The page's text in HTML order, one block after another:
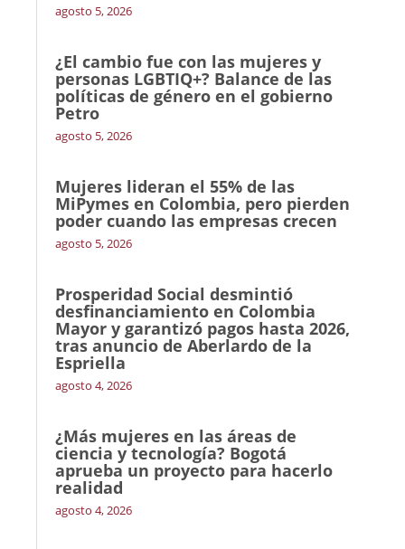
agosto 5, 2026
¿El cambio fue con las mujeres y
personas LGBTIQ+? Balance de las
políticas de género en el gobierno
Petro
agosto 5, 2026
Mujeres lideran el 55% de las
MiPymes en Colombia, pero pierden
poder cuando las empresas crecen
agosto 5, 2026
Prosperidad Social desmintió
desfinanciamiento en Colombia
Mayor y garantizó pagos hasta 2026,
tras anuncio de Aberlardo de la
Espriella
agosto 4, 2026
¿Más mujeres en las áreas de
ciencia y tecnología? Bogotá
aprueba un proyecto para hacerlo
realidad
agosto 4, 2026